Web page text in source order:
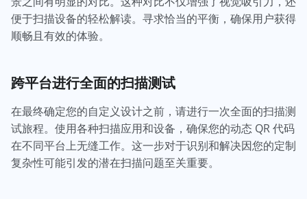
便于扫描设备的轻松解读。寻求恰当的平衡，确保用户获得
顺畅且有效的体验。
跨平台进行全面的扫描测试
在最终确定您的自定义设计之前，请进行一次全面的扫描测
试旅程。使用各种扫描应用和设备，确保您的动态 QR 代码
在不同平台上无缝工作。这一步对于识别和解决因您的定制
复杂性可能引发的潜在扫描问题至关重要。